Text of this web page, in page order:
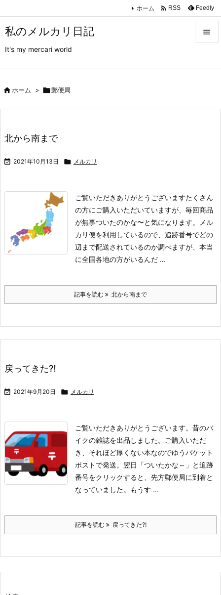
私のメルカリ日記
It's my mercari world

ホーム  RSS Feedly
ホーム > 郵便局
北から南まで
 2021年10月13日  メルカリ
ご覧いただきありがとうございますたくさん
の方にご購入いただいていますが、毎回商品
が無事ついたのかな〜と気になります。
メル
カリ便を利用しているので、追跡番号でどの
辺まで配送されているのか調べますが、本当
に全国各地の方がいるんだ ...
記事を読む 北から南まで
戻ってきた⁈
 2021年9月20日  メルカリ
ご覧いただきありがとうございます。 昔のバ
イクの雑誌を出品しました。ご購入いただ
き、それほど厚くない本なのでゆうパケット
ポストで発送。翌日「ついたかな～」と追跡
番号をクリックすると、先方郵便局に到着と
なっていました。もうす ...
記事を読む 戻ってきた⁈